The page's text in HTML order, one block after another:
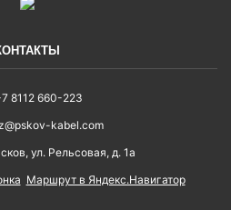
8112 660-223
kabel.com
, ул. Рельсовая, д. 1а
Маршрут в Яндекс.Навигатор